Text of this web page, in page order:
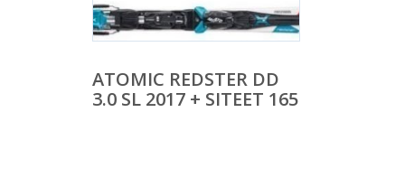
ATOMIC REDSTER DD
3.0 SL 2017 + SITEET 165